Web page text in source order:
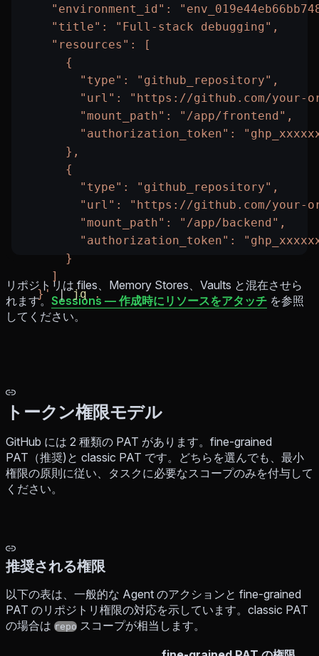
"environment_id":
    "title": "Full-stack debugging",
    "resources": [
      {
        "type": "github_repository",
"url": "https://github.com/your-
        "mount_path": "/app/frontend",
"authorization_token":
      },
      {
        "type": "github_repository",
"url": "https://github.com/your-
        "mount_path": "/app/backend",
"authorization_token":
      }
    ]
  }'
| jq .
リポジトリは files、Memory Stores、Vaults と混在させら
れます。 Sessions — 作成時にリソースをアタッチ を参照
してください。
トークン権限モデル
GitHub には 2 種類の PAT があります。fine-grained
PAT（推奨)と classic PAT です。どちらを選んでも、最小
権限の原則に従い、タスクに必要なスコープのみを付与して
ください。
推奨される権限
以下の表は、一般的な Agent のアクションと fine-grained
PAT のリポジトリ権限の対応を示しています。classic PAT
の場合は repo スコープが相当します。